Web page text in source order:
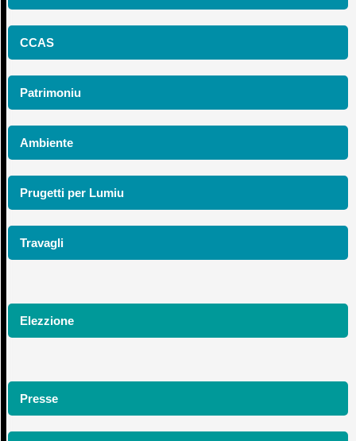
CCAS
Patrimoniu
Ambiente
Prugetti per Lumiu
Travagli
Elezzione
Presse